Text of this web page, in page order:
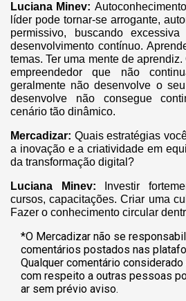
Luciana Minev:
líder pode tornar-se arrogante,
permissivo, buscando
desenvolvimento contínuo.
temas. Ter uma mente de
empreendedor que não
geralmente não desenvolve o
desenvolve não consegue
cenário tão dinâmico.
Mercadizar: Quais estratégias
a inovação e a criatividade em
da transformação digital?
Luciana Minev:
Investir
cursos, capacitações. Criar uma
Fazer o conhecimento circular
*O Mercadizar não se
comentários postados nas
Qualquer comentário
com respeito a outras pessoas
ar sem prévio aviso.